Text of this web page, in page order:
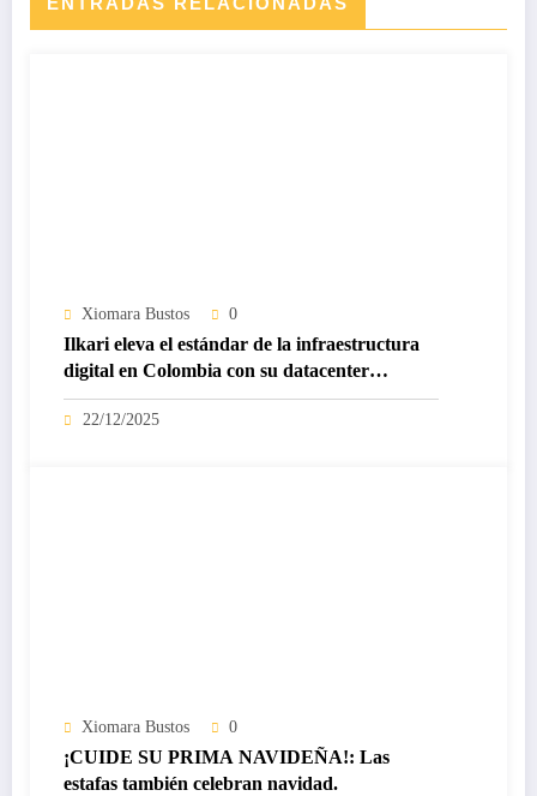
Xiomara Bustos 0
Ilkari eleva el estándar de la infraestructura
digital en Colombia con su datacenter
certificado Nivel IV de ICREA
22/12/2025
Xiomara Bustos 0
¡CUIDE SU PRIMA NAVIDEÑA!: Las
estafas también celebran navidad.